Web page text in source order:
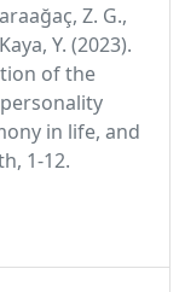
Z. G.,
Y. (2023).
of the
in life, and
1-12.